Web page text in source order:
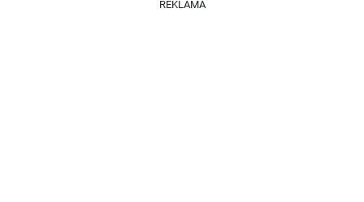
REKLAMA